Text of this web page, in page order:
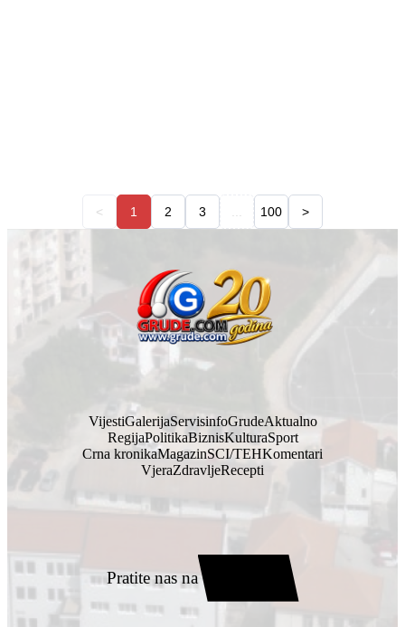
< 1 2 3 100 >
VijestiGalerijaServisinfoGrudeAktualno
RegijaPolitikaBiznisKulturaSport
Crna kronikaMagazinSCI/TEHKomentari
VjeraZdravljeRecepti
Pratite nas na